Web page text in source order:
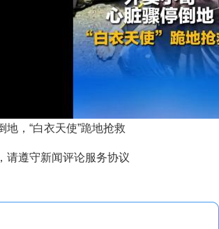
地，“白衣天使”跪地抢救
请遵守新闻评论服务协议